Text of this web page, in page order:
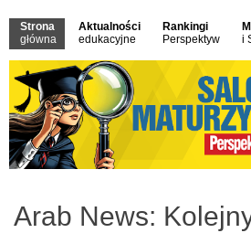
Strona
główna
Aktualności
edukacyjne
Rankingi
Perspektyw
i
Arab News: